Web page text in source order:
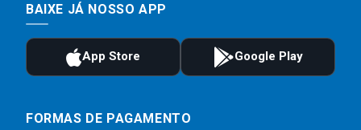
BAIXE JÁ NOSSO APP
FORMAS DE PAGAMENTO